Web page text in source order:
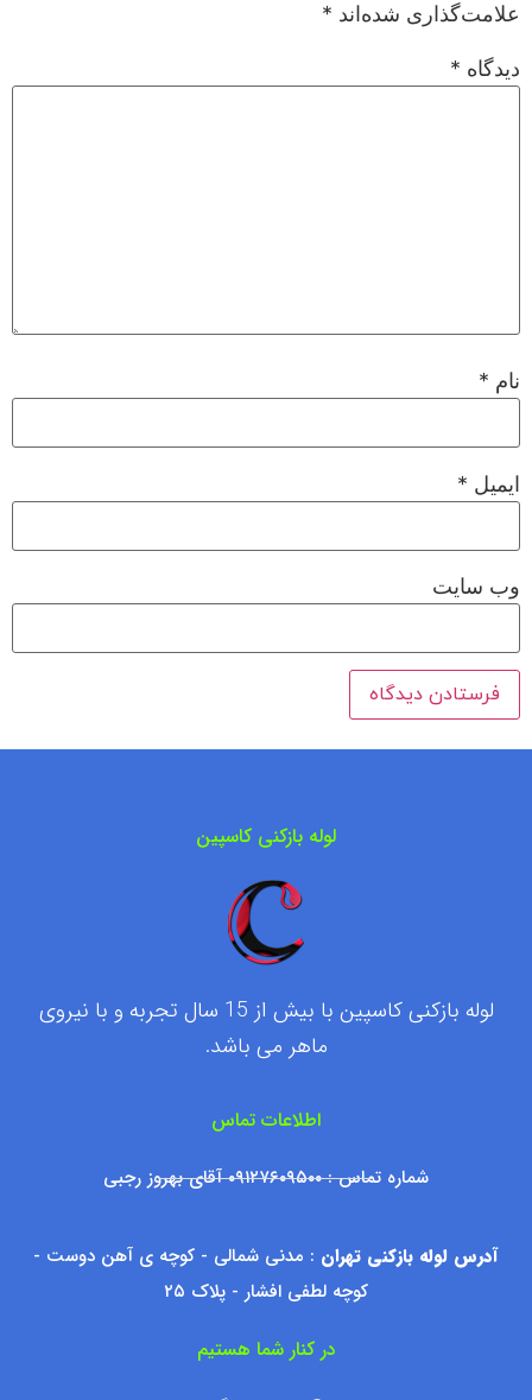
علامت‌گذاری شده‌اند *
دیدگاه *
نام *
ایمیل *
وب‌ سایت
لوله بازکنی کاسپین
لوله بازکنی کاسپین با بیش از 15 سال تجربه و با نیروی
ماهر می باشد.
اطلاعات تماس
شماره تماس : ۰۹۱۲۷۶۰۹۵۰۰ آقای بهروز رجبی
آدرس لوله بازکنی تهران : مدنی شمالی - کوچه ی آهن دوست -
کوچه لطفی افشار - پلاک ۲۵
در کنار شما هستیم